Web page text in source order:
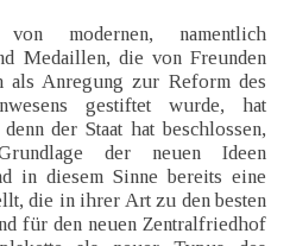
modernen, namentlich
Medaillen, die von Freunden
als Anregung zur Reform des
gestiftet wurde, hat
der Staat hat beschlossen,
der neuen Ideen
in diesem Sinne bereits eine
die in ihrer Art zu den besten
für den neuen Zentralfriedhof